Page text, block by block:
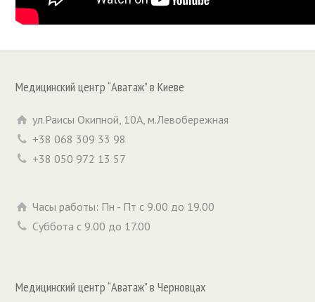
Медицинский центр “Аватаж” в Киеве
ул.Раисы Окипной, 10А, м.Левобережная
+38 068 309 33 98
+38 050 972 13 57
Часы работы: Пн - Пт с 9.00 до 19.00
Суббота с 9.00 до 17.00
Медицинский центр “Аватаж” в Черновцах